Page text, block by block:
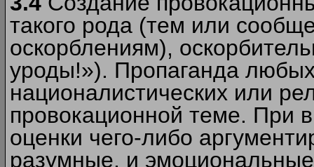
такого рода (тем или
оскорблениям),
уроды!»). Пропаганда
националистических или
провокационной теме. При
оценки чего-либо
разумные, и